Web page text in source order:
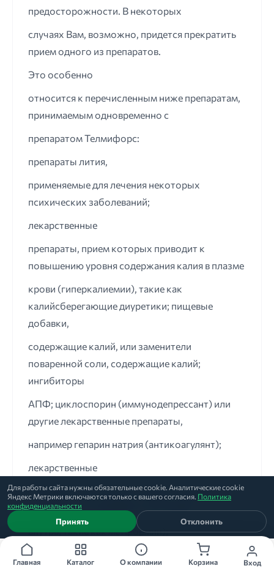
Для работы сайта нужны обязательные cookie. Аналитические cookie
Яндекс Метрики включаются только с вашего согласия. Политика
конфиденциальности
Принять Отклонить
предосторожности. В некоторых
случаях Вам, возможно, придется прекратить
прием одного из препаратов.
Это особенно
относится к перечисленным ниже препаратам,
принимаемым одновременно с
препаратом Телмифорс:
препараты лития,
применяемые для лечения некоторых
психических заболеваний;
лекарственные
препараты, прием которых приводит к
повышению уровня содержания калия в плазме
крови (гиперкалиемии), такие как
калийсберегающие диуретики; пищевые
добавки,
содержащие калий, или заменители
поваренной соли, содержащие калий;
ингибиторы
АПФ; циклоспорин (иммунодепрессант) или
другие лекарственные препараты,
например гепарин натрия (антикоагулянт);
лекарственные
препараты для лечения сахарного диабета
(инсулины или препараты для приема
внутрь, такие как метформин);
если Вы принимаете
Главная Каталог О компании Корзина Вход